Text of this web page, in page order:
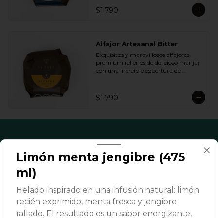
queremos.
$1.790
Alfajor Artesanal Bitter
Exquisitos y maravillosos alfajores
premium rellenos de delicioso manjar
con una increíble cobertura de
$1.790
Limón menta jengibre (475
ml)
Helado inspirado en una infusión natural: limón
recién exprimido, menta fresca y jengibre
rallado. El resultado es un sabor energizante,